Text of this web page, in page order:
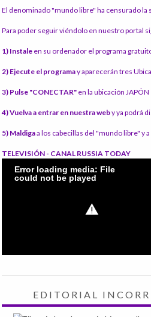
El denominado "mundo libre" ha censurado la
Para poder seguir viéndolo en nuestro portal
1) Instale en su ordenador el programa
2) Ejecute el programay aparecerán tres
3) Pulse "CONECTAR" en la ubicación JAPÓN
4) Vuelva a entrar en nuestra weby ya podrá
5) Maldigaa los cabecillas del "mundo libre" y
TELEVISIÓN - CANAL RUSSIA TODAY
EDITORIAL